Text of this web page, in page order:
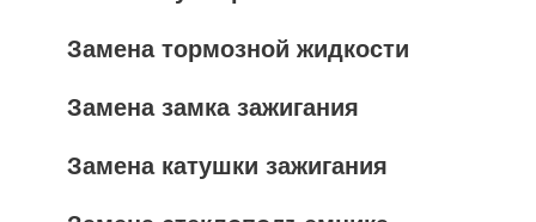
Замена тормозной жидкости
Замена замка зажигания
Замена катушки зажигания